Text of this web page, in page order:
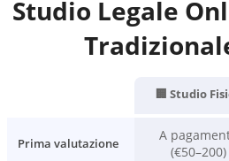
Studio Legale
🏢 Studio
Prima valutazione
A
(€50–200)